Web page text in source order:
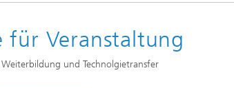
für Veranstaltung
und Technolgietransfer